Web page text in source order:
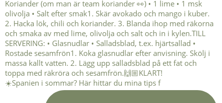
☀️Spanien i sommar? Här hittar du mina tips f